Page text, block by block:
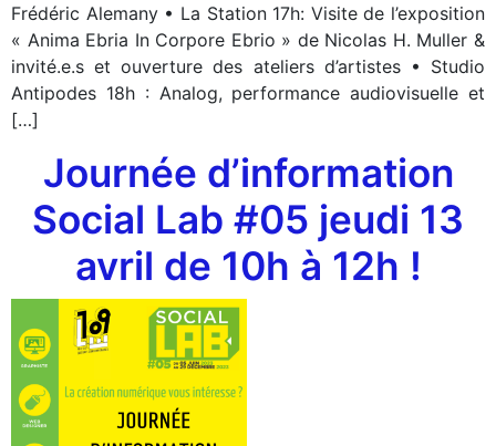
Frédéric Alemany • La Station 17h: Visite de l’exposition
« Anima Ebria In Corpore Ebrio » de Nicolas H. Muller &
invité.e.s et ouverture des ateliers d’artistes • Studio
Antipodes 18h : Analog, performance audiovisuelle et
[…]
Journée d’information
Social Lab #05 jeudi 13
avril de 10h à 12h !